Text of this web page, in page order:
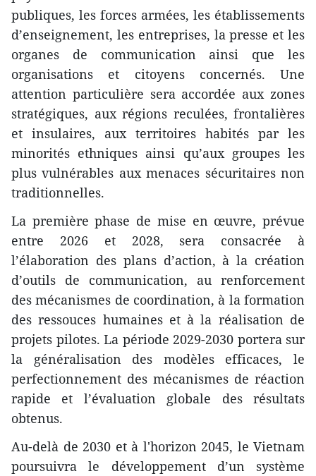
publiques, les forces armées, les établissements
d’enseignement, les entreprises, la presse et les
organes de communication ainsi que les
organisations et citoyens concernés. Une
attention particulière sera accordée aux zones
stratégiques, aux régions reculées, frontalières
et insulaires, aux territoires habités par les
minorités ethniques ainsi qu’aux groupes les
plus vulnérables aux menaces sécuritaires non
traditionnelles.
La première phase de mise en œuvre, prévue
entre 2026 et 2028, sera consacrée à
l’élaboration des plans d’action, à la création
d’outils de communication, au renforcement
des mécanismes de coordination, à la formation
des ressouces humaines et à la réalisation de
projets pilotes. La période 2029-2030 portera sur
la généralisation des modèles efficaces, le
perfectionnement des mécanismes de réaction
rapide et l’évaluation globale des résultats
obtenus.
Au-delà de 2030 et à l'horizon 2045, le Vietnam
poursuivra le développement d’un système